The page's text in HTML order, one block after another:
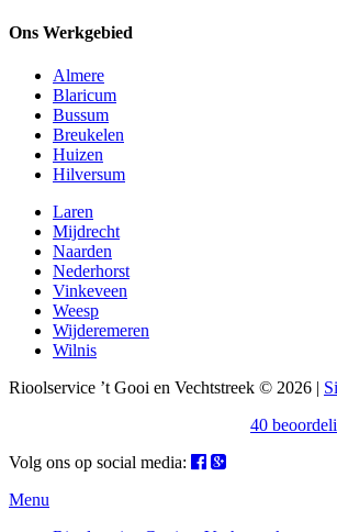
Ons Werkgebied
Almere
Blaricum
Bussum
Breukelen
Huizen
Hilversum
Laren
Mijdrecht
Naarden
Nederhorst
Vinkeveen
Weesp
Wijderemeren
Wilnis
Rioolservice ’t Gooi en Vechtstreek © 2026 |
40
Volg ons op social media:
Menu